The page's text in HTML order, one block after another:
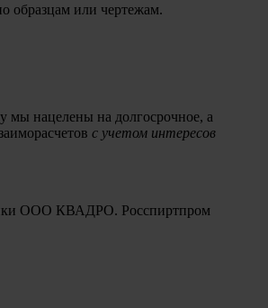
образцам или чертежам.
мы нацелены на долгосрочное, а
с учетом интересов